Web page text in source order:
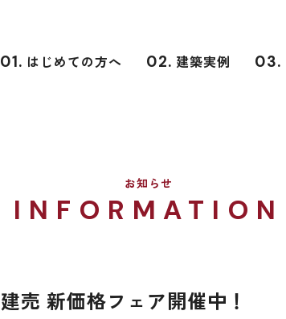
01. はじめての方へ 02. 建築実例 03.
お知らせ
INFORMATION
建売 新価格フェア開催中！